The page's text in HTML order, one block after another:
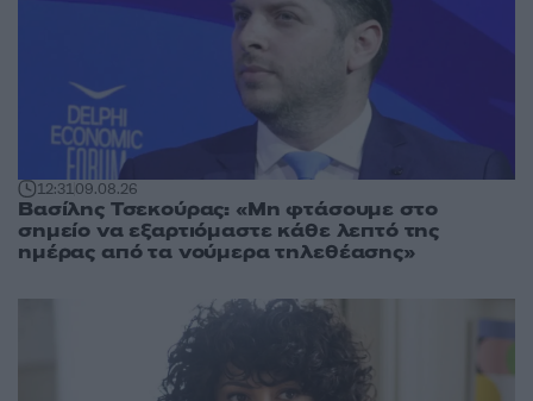
12:3109.08.26
Βασίλης Τσεκούρας: «Μη φτάσουμε στο
σημείο να εξαρτιόμαστε κάθε λεπτό της
ημέρας από τα νούμερα τηλεθέασης»